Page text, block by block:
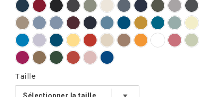
Taille